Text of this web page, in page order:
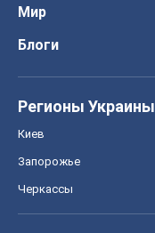
Мир
Блоги
Регионы Украины
Киев
Запорожье
Черкассы